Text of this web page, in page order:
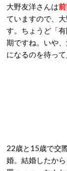
大野友洋さんは
ていますので、
す。ちょうど「
期ですね。いや
になるのを待っ
22歳と15歳で交
婚。結婚したか